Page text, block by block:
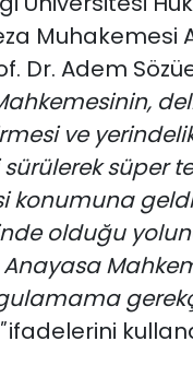
Muhakemesi
Dr. Adem
ve
sürülerek süper
konumuna
olduğu
ifadelerini